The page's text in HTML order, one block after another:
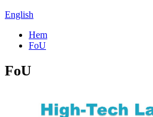
English
Hem
FoU
FoU